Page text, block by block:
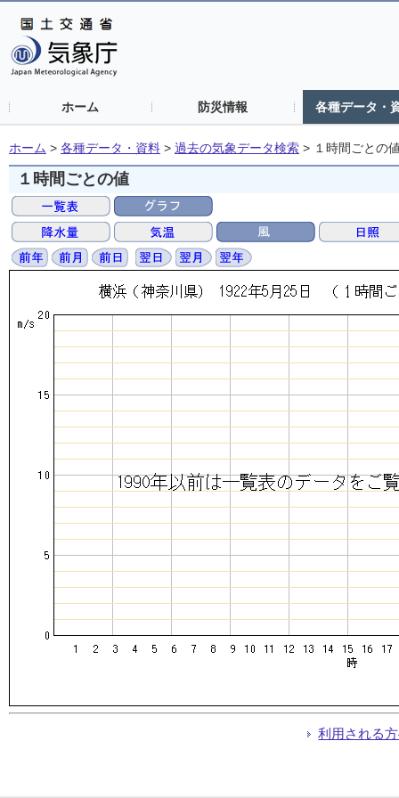
ホーム 防災情報 各種データ・
ホーム > 各種データ・資料 > 過去の気象データ検索 > １時間ごとの
１時間ごとの値
利用される